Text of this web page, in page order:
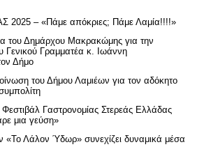
– «Πάμε απόκριες; Πάμε Λαμία!!!!»
του Δημάρχου Μακρακώμης για την
Γενικού Γραμματέα κ. Ιωάννη
Δήμο
του Δήμου Λαμιέων για τον αδόκητο
Φεστιβάλ Γαστρονομίας Στερεάς Ελλάδας
μια γεύση»
«Το Λάλον Ύδωρ» συνεχίζει δυναμικά μέσα